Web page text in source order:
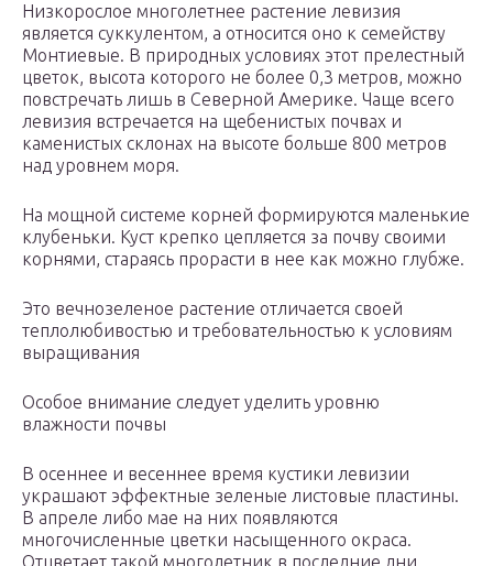
Низкорослое многолетнее растение левизия
является суккулентом, а относится оно к семейству
Монтиевые. В природных условиях этот прелестный
цветок, высота которого не более 0,3 метров, можно
повстречать лишь в Северной Америке. Чаще всего
левизия встречается на щебенистых почвах и
каменистых склонах на высоте больше 800 метров
над уровнем моря.
На мощной системе корней формируются маленькие
клубеньки. Куст крепко цепляется за почву своими
корнями, стараясь прорасти в нее как можно глубже.
Это вечнозеленое растение отличается своей
теплолюбивостью и требовательностью к условиям
выращивания
Особое внимание следует уделить уровню
влажности почвы
В осеннее и весеннее время кустики левизии
украшают эффектные зеленые листовые пластины.
В апреле либо мае на них появляются
многочисленные цветки насыщенного окраса.
Отцветает такой многолетник в последние дни